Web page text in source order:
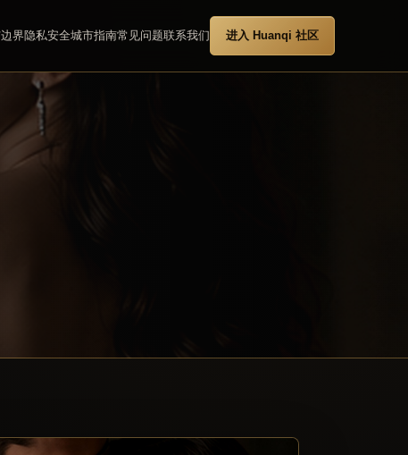
界隐私安全城市指南常见问题联系我们 进入 Huanqi 社区